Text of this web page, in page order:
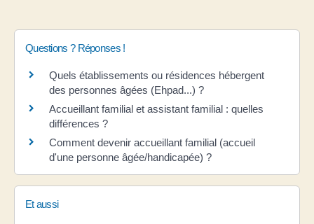
Questions ? Réponses !
Quels établissements ou résidences hébergent
des personnes âgées (Ehpad...) ?
Accueillant familial et assistant familial : quelles
différences ?
Comment devenir accueillant familial (accueil
d'une personne âgée/handicapée) ?
Et aussi